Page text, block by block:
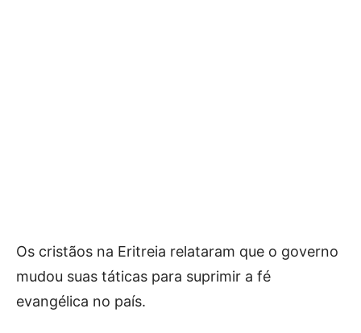
Os cristãos na Eritreia relataram que o governo
mudou suas táticas para suprimir a fé
evangélica no país.